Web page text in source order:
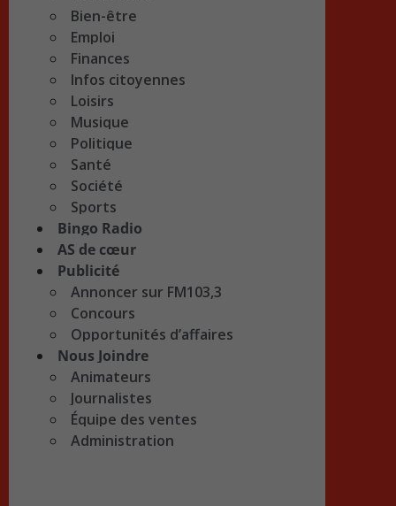
Bien-être
Emploi
Finances
Infos citoyennes
Loisirs
Musique
Politique
Santé
Société
Sports
Bingo Radio
AS de cœur
Publicité
Annoncer sur FM103,3
Concours
Opportunités d’affaires
Nous Joindre
Animateurs
Journalistes
Équipe des ventes
Administration